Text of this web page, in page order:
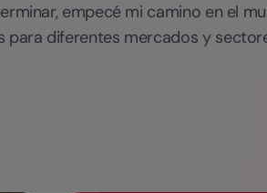
empecé mi camino en el
diferentes mercados y